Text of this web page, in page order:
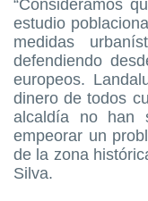
“Consideramos
estudio
medidas
defendiendo
europeos.
dinero de todos
alcaldía no han
empeorar un
de la zona
Silva.